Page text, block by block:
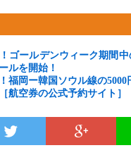
ゴールデンウィーク期間
ルを開始！
福岡ー韓国ソウル線の
航空券の公式予約サイト］